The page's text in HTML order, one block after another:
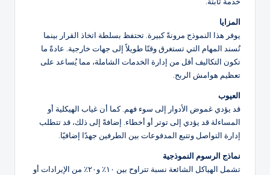
المزايا
يوفر هذا النموذج مرونةً كبيرة. تحتفظ بسلطة اتخاذ القرار بينما
تُسند المهام التي تستغرق وقتًا طويلاً إلى جهات خارجية. عادةً ما
تكون التكاليف أقل من إدارة الخدمات الشاملة، مما يُساعد على
تعظيم هوامش الربح.
العيوب
قد يؤدي غموض الأدوار إلى سوء فهم. كما أن غياب الهيكلية أو
المساءلة قد يؤدي إلى توتر أو أخطاء. إضافةً إلى ذلك، قد تتطلب
إدارة التواصل وتتبع المدفوعات بين الطرفين جهدًا إضافيًا.
نماذج الرسوم النموذجية
تشمل الهياكل الشائعة نسبة تتراوح بين ١٠٪ و٢٠٪ من الإيرادات أو